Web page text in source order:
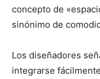
concepto de
sinónimo de
Los diseñadores
integrarse